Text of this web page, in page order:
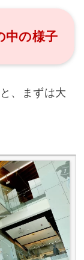
の様子
、まずは大